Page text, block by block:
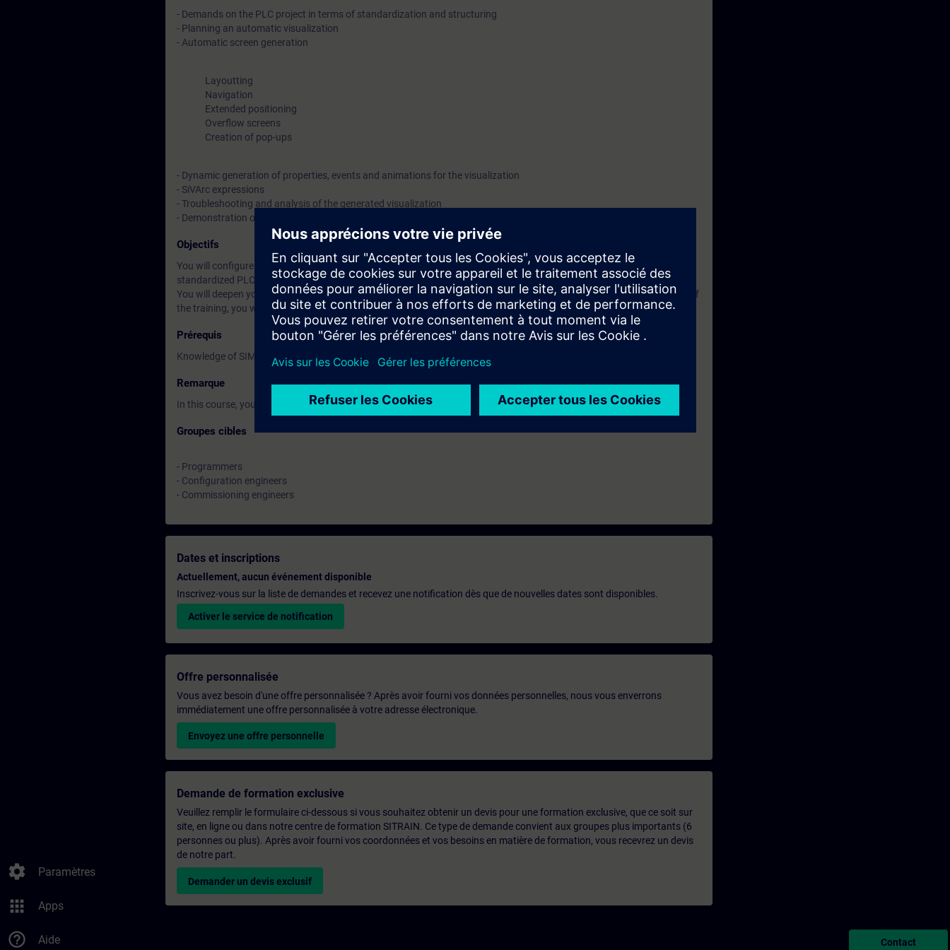
settings Paramètres
apps Apps
help_outline Aide
- Demands on the PLC project in terms of standardization and structuring
- Planning an automatic visualization
- Automatic screen generation
Layoutting
Navigation
Extended positioning
Overflow screens
Creation of pop-ups
- Dynamic generation of properties, events and animations for the visualization
- SiVArc expressions
- Troubleshooting and analysis of the generated visualization
- Demonstration of Openness Workflows
Objectifs
You will configure a visualization generation step by step. As a basis for creating the visualization generation, a
standardized PLC project and WinCC Unified is used.
You will deepen your theoretical knowledge through simple practical exercises on a SIMATIC system model. At the end of
the training, you will be able to independently configure a complete visualization generation.
Prérequis
Knowledge of SIMATIC STEP 7 and WinCC Unified in accordance with
Remarque
In this course, you will work with the SIMATIC STEP 7 and WinCC Unified software based on TIA Portal.
Groupes cibles
- Programmers
- Configuration engineers
- Commissioning engineers
Dates et inscriptions
Actuellement, aucun événement disponible
Inscrivez-vous sur la liste de demandes et recevez une notification dès que de nouvelles dates sont disponibles.
Activer le service de notification
Offre personnalisée
Vous avez besoin d'une offre personnalisée ? Après avoir fourni vos données personnelles, nous vous enverrons
immédiatement une offre personnalisée à votre adresse électronique.
Envoyez une offre personnelle
Demande de formation exclusive
Veuillez remplir le formulaire ci-dessous si vous souhaitez obtenir un devis pour une formation exclusive, que ce soit sur
site, en ligne ou dans notre centre de formation SITRAIN. Ce type de demande convient aux groupes plus importants (6
personnes ou plus). Après avoir fourni vos coordonnées et vos besoins en matière de formation, vous recevrez un devis
de notre part.
Demander un devis exclusif
Contact